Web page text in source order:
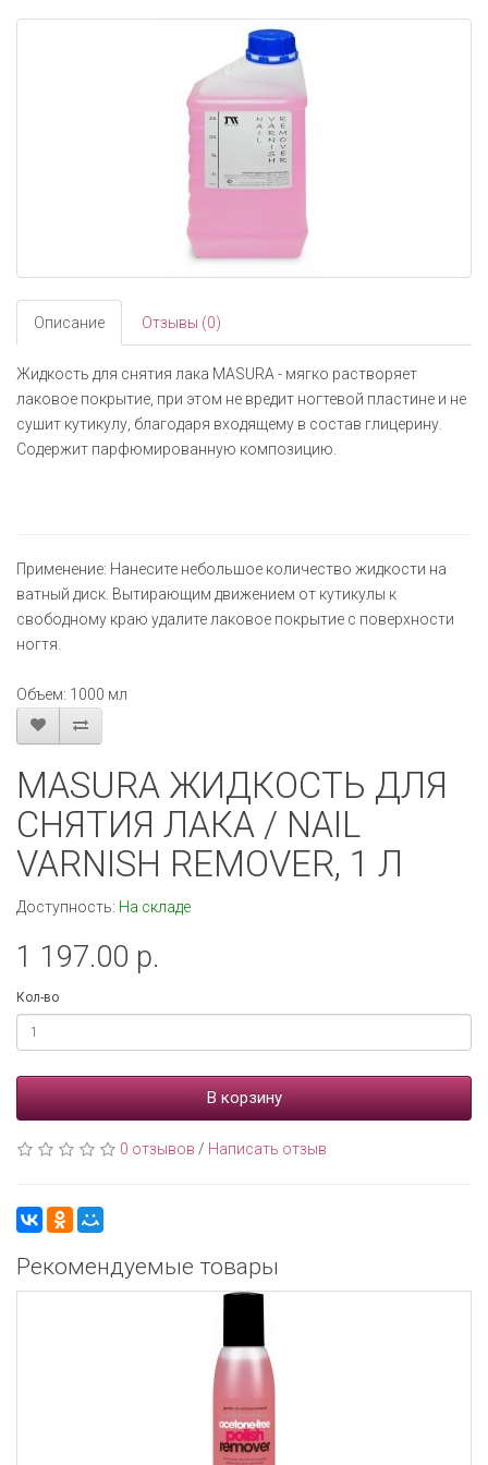
Описание Отзывы (0)
Жидкость для снятия лака MASURA - мягко растворяет
лаковое покрытие, при этом не вредит ногтевой пластине и не
сушит кутикулу, благодаря входящему в состав глицерину.
Содержит парфюмированную композицию.
Применение: Нанесите небольшое количество жидкости на
ватный диск. Вытирающим движением от кутикулы к
свободному краю удалите лаковое покрытие с поверхности
ногтя.
Объем: 1000 мл
MASURA ЖИДКОСТЬ ДЛЯ
СНЯТИЯ ЛАКА / NAIL
VARNISH REMOVER, 1 Л
Доступность: На складе
1 197.00 р.
Кол-во
В корзину
0 отзывов / Написать отзыв
Рекомендуемые товары